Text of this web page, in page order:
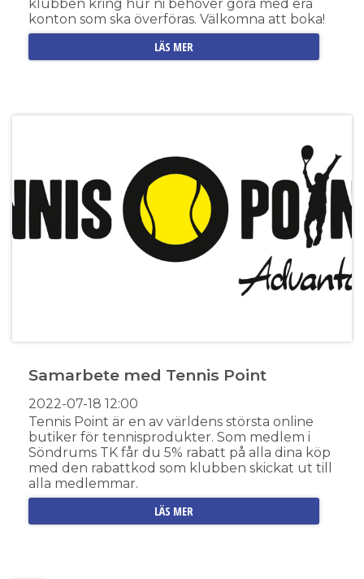
klubben kring hur ni behöver göra med era
konton som ska överföras. Välkomna att boka!
LÄS MER
Samarbete med Tennis Point
2022-07-18 12:00
Tennis Point är en av världens största online
butiker för tennisprodukter. Som medlem i
Söndrums TK får du 5% rabatt på alla dina köp
med den rabattkod som klubben skickat ut till
alla medlemmar.
LÄS MER